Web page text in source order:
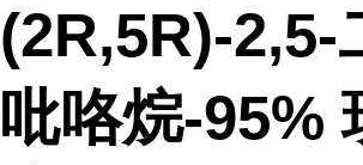
(2R,5R)-2,5-
吡咯烷-95%